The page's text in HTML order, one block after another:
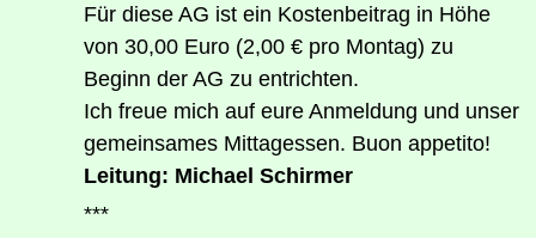
Für die­se AG ist ein Kos­ten­bei­trag in Höhe
von 30,00 Euro (2,00 € pro Mon­tag) zu
Beginn der AG zu entrichten.
Ich freue mich auf eure Anmel­dung und unser
gemein­sa­mes Mit­tag­essen. Buon appetito!
Lei­tung: Micha­el Schirmer
***